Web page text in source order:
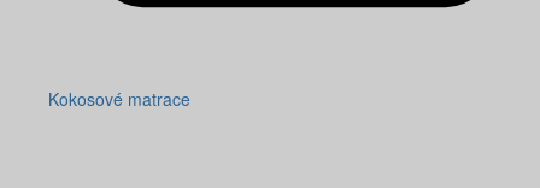
Kokosové matrace